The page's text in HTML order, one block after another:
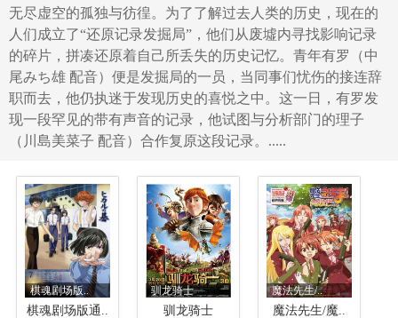
无尽虚空的孤独与彷徨。为了了解过去人类的历史，现在的
人们成立了“还原记录发掘局”，他们从废墟内寻找影响记录
的碎片，拼凑还原着自己所丢失的历史记忆。青年有罗（中
尾みち雄 配音）便是发掘局的一员，当同事们忧伤的接连辞
职而去，他仍执迷于发现历史的喜悦之中。这一日，有罗发
现一段罕见的带有声音的记录，他试图与分析部门的理子
（川島美菜子 配音）合作复原这段记录。.....
棋魂剧场版..
棋魂剧场版通..
驯龙骑士
驯龙骑士
魔法先生/..
魔法先生/魔..